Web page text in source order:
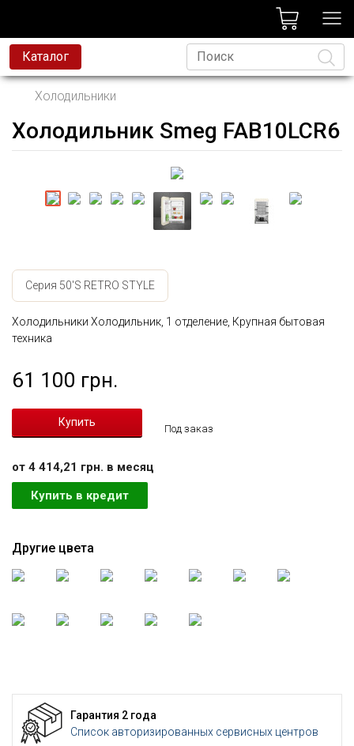
Каталог
Язык
Холодильники
Холодильник Smeg FAB10LCR6
Серия 50'S RETRO STYLE
Холодильники Холодильник, 1 отделение, Крупная бытовая
техника
61 100 грн.
Под заказ
от 4 414,21 грн. в месяц
Купить в кредит
Другие цвета
Гарантия 2 года
Список авторизированных сервисных центров